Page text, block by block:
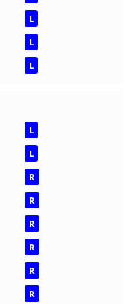
L
L
L
L
L
R
R
R
R
R
R